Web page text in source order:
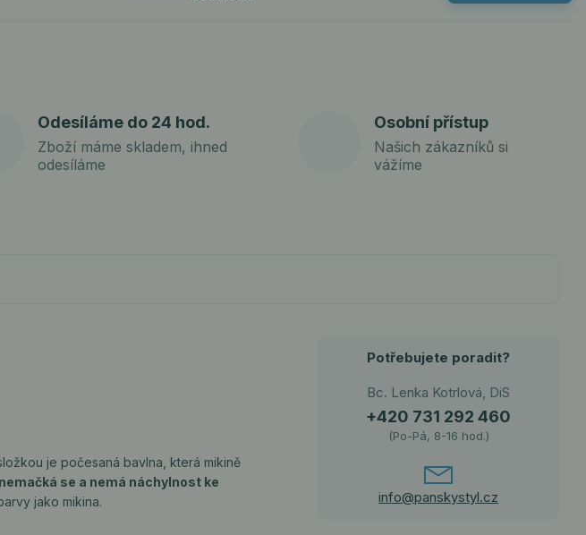
Odesíláme do 24 hod.
Zboží máme skladem, ihned
odesíláme
Osobní přístup
Našich zákazníků si
vážíme
je počesaná bavlna, která mikině
se a nemá náchylnost ke
jako mikina.
Potřebujete poradit?
Bc. Lenka Kotrlová, DiS
+420 731 292 460
(Po-Pá, 8-16 hod.)
info@panskystyl.cz